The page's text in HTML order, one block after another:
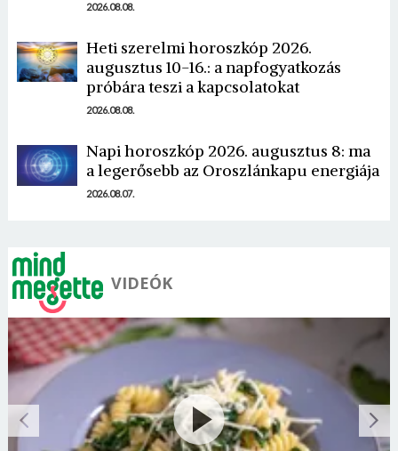
2026.08.08.
Heti szerelmi horoszkóp 2026.
augusztus 10-16.: a napfogyatkozás
próbára teszi a kapcsolatokat
2026.08.08.
Napi horoszkóp 2026. augusztus 8: ma
a legerősebb az Oroszlánkapu energiája
2026.08.07.
VIDEÓK
E-mail cím vagy felhasználónév